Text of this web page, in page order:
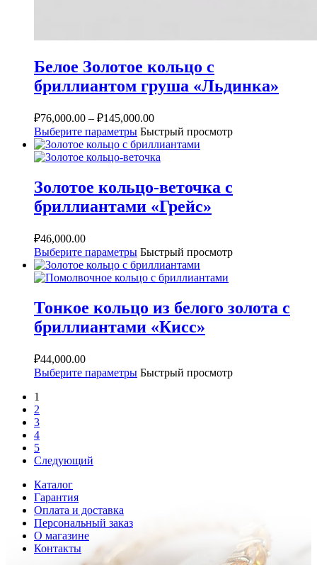
Белое Золотое кольцо с
бриллиантом груша «Льдинка»
₽76,000.00 – ₽145,000.00
Выберите параметры Быстрый просмотр
Золотое кольцо-веточка с
бриллиантами «Грейс»
₽46,000.00
Выберите параметры Быстрый просмотр
Тонкое кольцо из белого золота с
бриллиантами «Кисс»
₽44,000.00
Выберите параметры Быстрый просмотр
1
2
3
4
5
Следующий
Каталог
Гарантия
Оплата и доставка
Персональный заказ
О магазине
Контакты